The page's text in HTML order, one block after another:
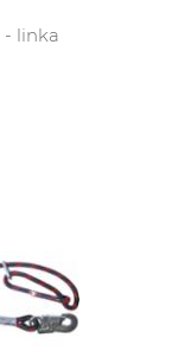
- linka